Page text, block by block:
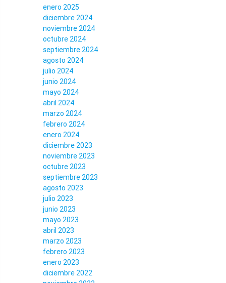
enero 2025
diciembre 2024
noviembre 2024
octubre 2024
septiembre 2024
agosto 2024
julio 2024
junio 2024
mayo 2024
abril 2024
marzo 2024
febrero 2024
enero 2024
diciembre 2023
noviembre 2023
octubre 2023
septiembre 2023
agosto 2023
julio 2023
junio 2023
mayo 2023
abril 2023
marzo 2023
febrero 2023
enero 2023
diciembre 2022